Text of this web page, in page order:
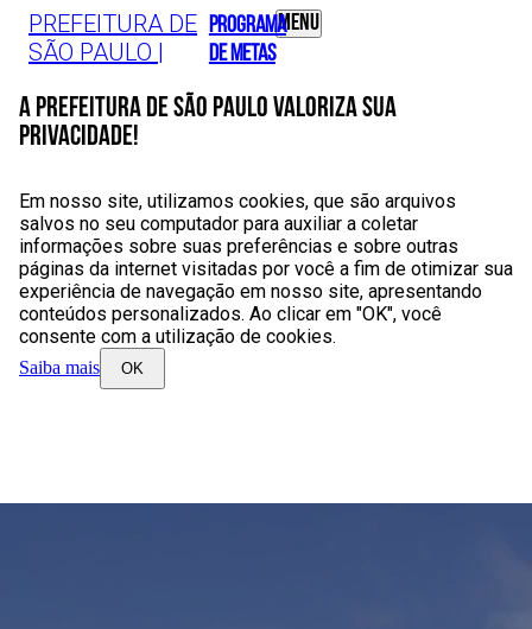
PREFEITURA DE
SÃO PAULO |
PROGRAMA
DE METAS
menu
A Prefeitura de São Paulo valoriza sua
privacidade!
Em nosso site, utilizamos cookies, que são arquivos
salvos no seu computador para auxiliar a coletar
informações sobre suas preferências e sobre outras
páginas da internet visitadas por você a fim de otimizar sua
experiência de navegação em nosso site, apresentando
conteúdos personalizados. Ao clicar em "OK", você
consente com a utilização de cookies.
Saiba mais OK